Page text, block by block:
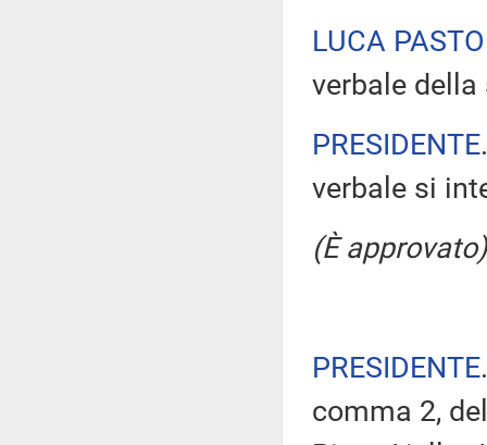
LUCA
verbale
PRESIDENTE
verbale si
(È approvato)
PRESIDENTE
comma 2,